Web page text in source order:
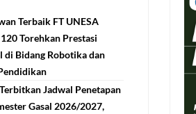
Terbaik FT UNESA
Torehkan Prestasi
di Bidang Robotika dan
Jadwal Penetapan
Gasal 2026/2027,